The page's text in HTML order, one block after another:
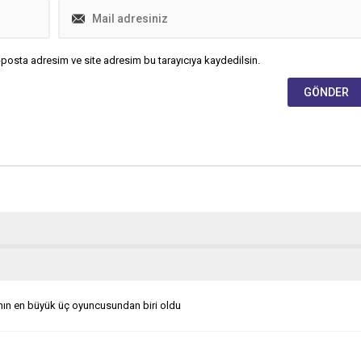
adresim ve site adresim bu tarayıcıya kaydedilsin.
en büyük üç oyuncusundan biri oldu